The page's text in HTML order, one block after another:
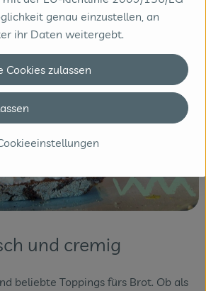
und cremig
beliebte Toppings fürs Brot. Ob als
genau einzustellen, an
ihr Daten weitergebt.
zulassen